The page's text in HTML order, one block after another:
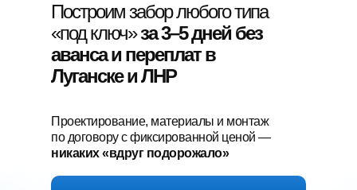
Построим забор любого типа
«под ключ»за 3–5 дней без
аванса и переплат в
Луганске и ЛНР
Проектирование, материалы и монтаж
по договору с фиксированной ценой —
никаких «вдруг подорожало»